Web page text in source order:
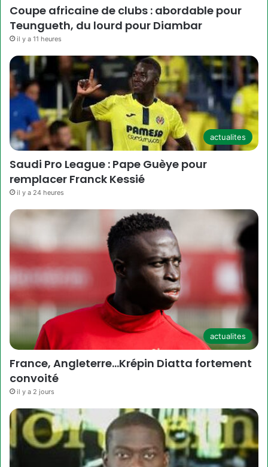
Coupe africaine de clubs : abordable pour
Teungueth, du lourd pour Diambar
il y a 11 heures
actualites
Saudi Pro League : Pape Guèye pour
remplacer Franck Kessié
il y a 24 heures
actualites
France, Angleterre…Krépin Diatta fortement
convoité
il y a 2 jours